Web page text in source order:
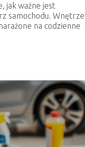
jak ważne jest
samochodu. Wnętrze
na codzienne